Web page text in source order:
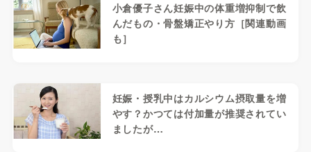
小倉優子さん妊娠中の体重増抑制で飲
んだもの・骨盤矯正やり方［関連動画
も］
妊娠・授乳中はカルシウム摂取量を増
やす？かつては付加量が推奨されてい
ましたが…